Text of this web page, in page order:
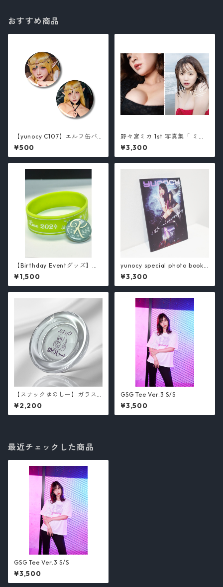
おすすめ商品
【yunocy C107】エルフ缶バ
ッチ（全2種）
¥500
野々宮ミカ 1st 写真集「 ミカ
」 / 野々宮ミカ
¥3,300
【Birthday Eventグッズ】ラ
バーバンド& ピンバッジセッ
ト/ 芦澤佳純
¥1,500
yunocy special photo book /
yunocy
¥3,300
【スナックゆのしー】ガラス
灰皿 /yunocy
¥2,200
GSG Tee Ver.3 S/S
¥3,500
最近チェックした商品
GSG Tee Ver.3 S/S
¥3,500